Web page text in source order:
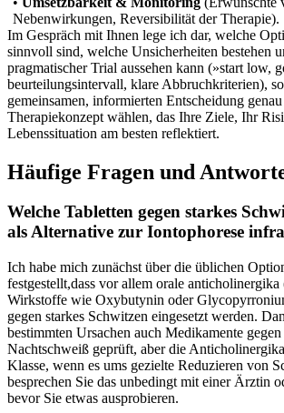
Nebenwirkungen, Reversibilität der Therapie).
Im Gespräch mit Ihnen lege ich ​dar, welche
sinnvoll sind, welche‌ Unsicherheiten bestehen
pragmatischer Trial aussehen ‌kann (»start low,
beurteilungsintervall, klare Abbruchkriterien),
gemeinsamen,⁢ informierten‌ Entscheidung genau
Therapiekonzept wählen, ‌das‍ Ihre Ziele, Ihr
Lebenssituation am besten reflektiert.
Häufige​ Fragen und
Welche⁤ Tabletten gegen starkes
als Alternative zur⁢ Iontophorese
Ich habe mich zunächst über die üblichen
festgestellt,dass vor ‌allem orale
Wirkstoffe wie Oxybutynin oder
gegen‌ starkes Schwitzen eingesetzt werden.
bestimmten Ursachen auch ‌Medikamente
Nachtschweiß geprüft, aber die
⁤Klasse, wenn es⁤ ums gezielte Reduzieren von
besprechen Sie⁣ das⁤ unbedingt mit einer Ärztin
⁢bevor⁣ Sie etwas ausprobieren.